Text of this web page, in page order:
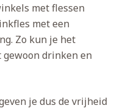
met flessen
met een
Zo kun je het
drinken en
je dus de vrijheid